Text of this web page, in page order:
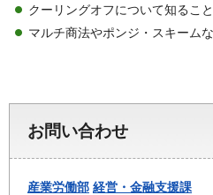
クーリングオフについて知るこ
マルチ商法やポンジ・スキーム
お問い合わせ
産業労働部 経営・金融支援課